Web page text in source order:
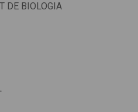
DE BIOLOGIA